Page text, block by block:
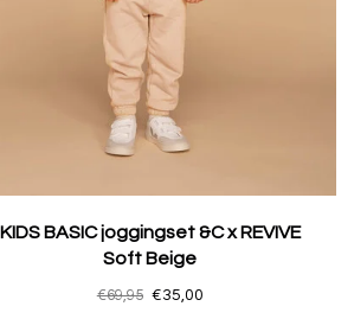
KIDS BASIC joggingset &C x REVIVE
Soft Beige
€69,95 €35,00